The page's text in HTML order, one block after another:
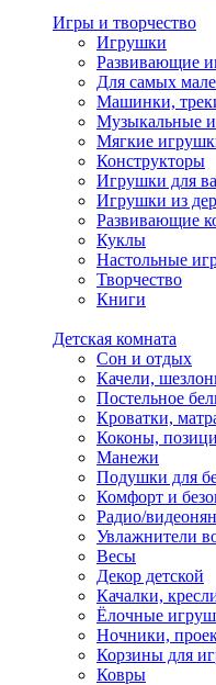
Игры и творчество
Игрушки
Развивающие
Для самых
Машинки,
Музыкальные
Мягкие
Конструкторы
Игрушки для
Игрушки из
Развивающие
Куклы
Настольные
Творчество
Книги
Детская комната
Сон и отдых
Качели,
Постельное
Кроватки,
Коконы,
Манежи
Подушки для
Комфорт и
Радио/
Увлажнители
Весы
Декор детской
Качалки,
Ёлочные
Ночники,
Корзины для
Ковры